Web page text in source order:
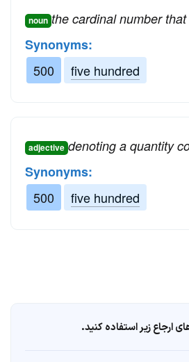
noun the cardinal number
Synonyms:
500
five hundred
adjective denoting a quantity
Synonyms:
500
five hundred
زیر استفاده کنید.